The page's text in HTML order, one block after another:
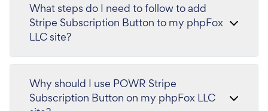
What steps do I need to follow to add
Stripe Subscription Button to my phpFox
LLC site?
Why should I use POWR Stripe
Subscription Button on my phpFox LLC